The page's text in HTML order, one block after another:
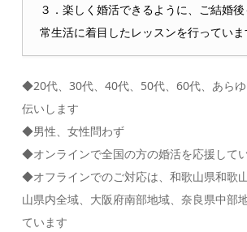
３．楽しく婚活できるように、ご結婚
常生活に着目したレッスンを行っていま
◆20代、30代、40代、50代、60代、あら
伝いします
◆男性、女性問わず
◆オンラインで全国の方の婚活を応援して
◆オフラインでのご対応は、和歌山県和歌
山県内全域、大阪府南部地域、奈良県中部
ています